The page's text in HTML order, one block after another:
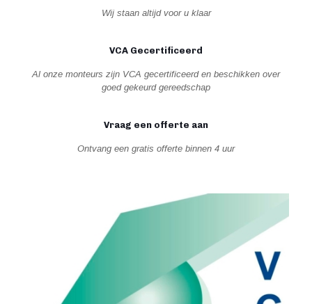
Wij staan altijd voor u klaar
VCA Gecertificeerd
Al onze monteurs zijn VCA gecertificeerd en beschikken over
goed gekeurd gereedschap
Vraag een offerte aan
Ontvang een gratis offerte binnen 4 uur